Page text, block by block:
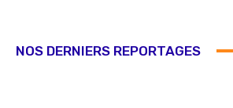
NOS DERNIERS REPORTAGES